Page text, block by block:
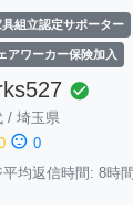
具組立認定サポーター
アワーカー保険加入
check_circle
/ 埼玉県
sentiment_dissatisfied 0
平均返信時間: 8時